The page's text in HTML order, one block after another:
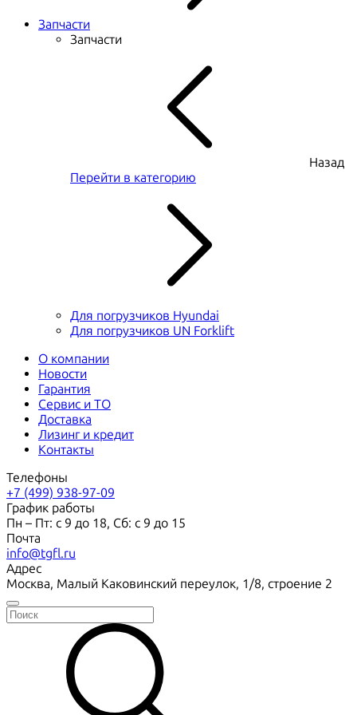
Запчасти
Запчасти
Назад
Перейти в категорию
Для погрузчиков Hyundai
Для погрузчиков UN Forklift
О компании
Новости
Гарантия
Сервис и ТО
Доставка
Лизинг и кредит
Контакты
Телефоны
+7 (499) 938-97-09
График работы
Пн – Пт: с 9 до 18, Сб: с 9 до 15
Почта
info@tgfl.ru
Адрес
Москва, Малый Каковинский переулок, 1/8, строение 2